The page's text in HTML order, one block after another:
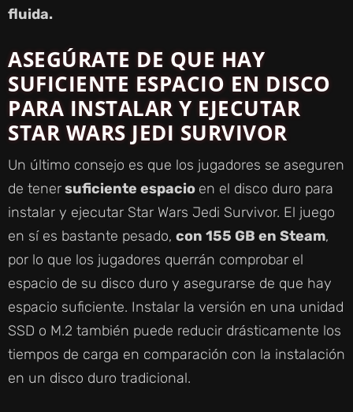
O
fluida.
ASEGÚRATE DE QUE HAY
SUFICIENTE ESPACIO EN DISCO
PARA INSTALAR Y EJECUTAR
STAR WARS JEDI SURVIVOR
Un último consejo es que los jugadores se aseguren
de tenersuficiente espacio en el disco duro para
instalar y ejecutar Star Wars Jedi Survivor. El juego
en sí es bastante pesado, con 155 GB en Steam,
por lo que los jugadores querrán comprobar el
espacio de su disco duro y asegurarse de que hay
espacio suficiente. Instalar la versión en una unidad
SSD o M.2 también puede reducir drásticamente los
tiempos de carga en comparación con la instalación
en un disco duro tradicional.